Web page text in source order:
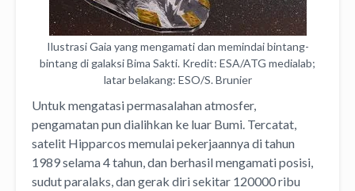
Ilustrasi Gaia yang mengamati dan memindai bintang-
bintang di galaksi Bima Sakti. Kredit: ESA/ATG medialab;
latar belakang: ESO/S. Brunier
Untuk mengatasi permasalahan atmosfer,
pengamatan pun dialihkan ke luar Bumi. Tercatat,
satelit Hipparcos memulai pekerjaannya di tahun
1989 selama 4 tahun, dan berhasil mengamati posisi,
sudut paralaks, dan gerak diri sekitar 120000 ribu